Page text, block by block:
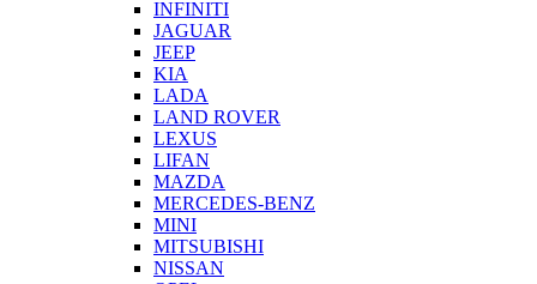
INFINITI
JAGUAR
JEEP
KIA
LADA
LAND ROVER
LEXUS
LIFAN
MAZDA
MERCEDES-BENZ
MINI
MITSUBISHI
NISSAN